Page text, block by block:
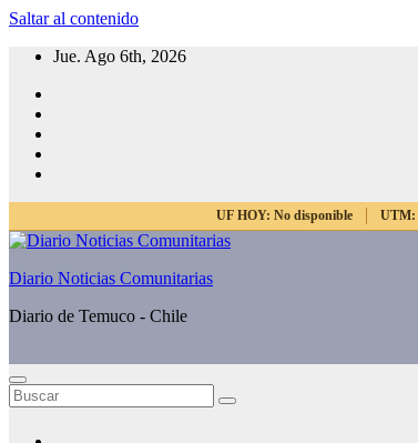
Saltar al contenido
Jue. Ago 6th, 2026
UF HOY: No disponible UTM:
Diario Noticias Comunitarias
Diario de Temuco - Chile